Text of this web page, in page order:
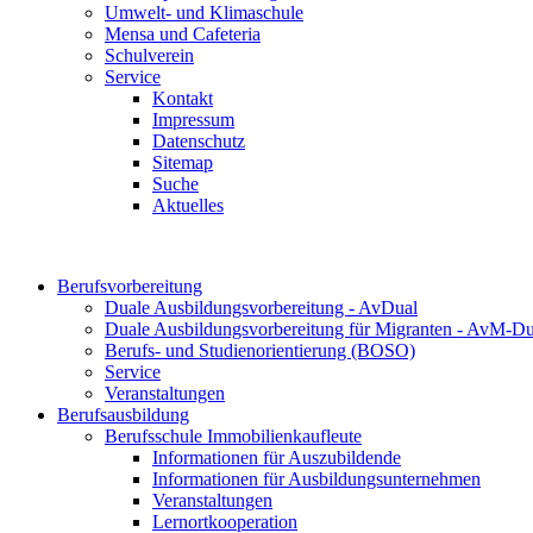
Umwelt- und Klimaschule
Mensa und Cafeteria
Schulverein
Service
Kontakt
Impressum
Datenschutz
Sitemap
Suche
Aktuelles
Berufsvorbereitung
Duale Ausbildungsvorbereitung - AvDual
Duale Ausbildungsvorbereitung für Migranten - AvM-
Berufs- und Studienorientierung (BOSO)
Service
Veranstaltungen
Berufsausbildung
Berufsschule Immobilienkaufleute
Informationen für Auszubildende
Informationen für Ausbildungsunternehmen
Veranstaltungen
Lernortkooperation